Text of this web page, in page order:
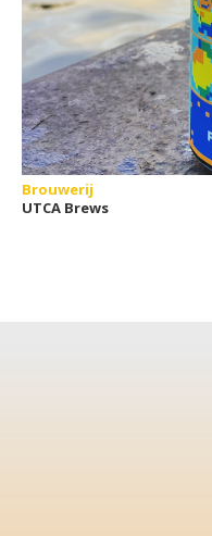
Brouwerij
UTCA Brews